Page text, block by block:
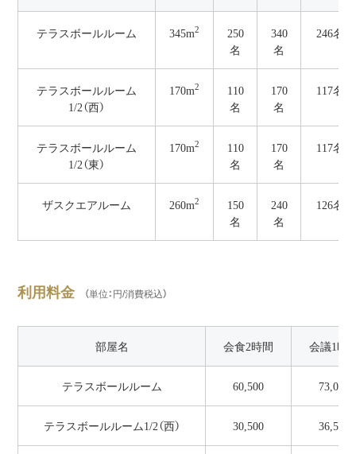
テラスボールルーム 345m2
250
名
340
名
246名
テラスボールルーム
1/2（西）
170m2
110
名
170
名
117名
テラスボールルーム
1/2（東）
170m2
110
名
170
名
117名
ザスクエアルーム 260m2
150
名
240
名
126名
利用料金 （単位：円/消費税込）
部屋名 会食2時間 会議1時
テラスボールルーム 60,500 73,000
テラスボールルーム1/2（西） 30,500 36,500